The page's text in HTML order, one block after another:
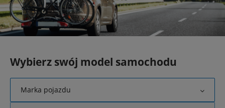
Wybierz swój model samochodu
Marka pojazdu